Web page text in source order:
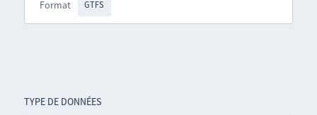
TYPE DE DONNÉES
Format GTFS